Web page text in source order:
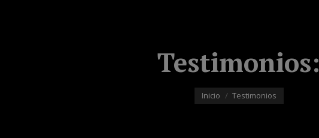
Testimonios:
Estás aquí:
Inicio Testimonios